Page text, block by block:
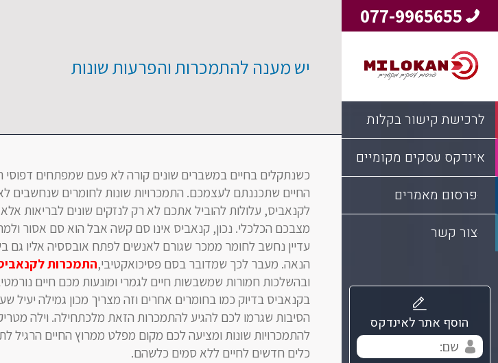
077-9965655
לרכישת קישור בקלות
אינדקס עסקים מקומיים
פרסום מאמרים
צור קשר
הוסף אתר לאינדקס
יש מענה להתמכרות והפרעות שונות
כשנתקלים בחיים במשברים שונים קורה לא פעם שמפתחים
החיים שתכננתם לעצמכם. התמכרויות שונות לחומרים שנחשבים
לקנאביס, עלולות להוביל אתכם לא רק לנזקים שונים לבריאות
מצבכם הכלכלי. נכון, קנאביס אינו סם קשה אבל הוא סם אסור
עדיין נחשב לחומר ממכר שגורם לאנשים לפתח אובססיה אליו גם
הנאה. מעבר לכך שמדובר בסם פסיכואקטיבי,התמכרות
ובהשלכות חמורות שמשבשות חיים לגמרי ומונעות מכם חיים
בקנאביס בדיוק כמו בחומרים אחרים וזה מצריך מכון גמילה
הסיבות שגרמו לכם להגיע להתמכרות הזאת מלכתחילה. וילה
להתמכרויות שונות ומציעה לכם מקום מפלט ממרוץ החיים הרגיל
כלים חדשים לחיים ללא סמים כלשהם.